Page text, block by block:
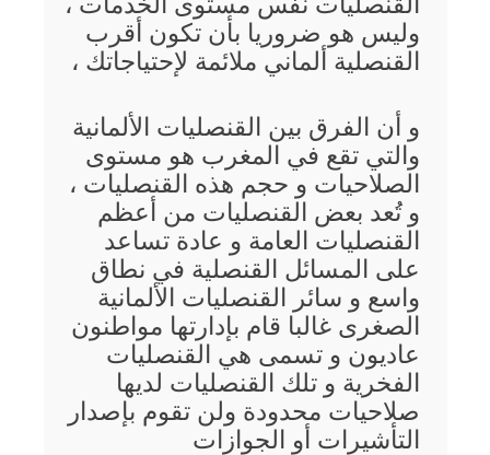
وليس هو ضروريا بأن تكون أقرب
القنصلية ألماني ملائمة لإحتياجاتك ،
و أن الفرق بين القنصليات الألمانية
والتي تقع في المغرب هو مستوى
الصلاحيات و حجم هذه القنصليات ،
و تُعد بعض القنصليات من أعظم
القنصليات العامة و عادة تساعد
على المسائل القنصلية في نطاق
واسع و سائر القنصليات الألمانية
الصغرى غالبا قام بإدارتها مواطنون
عاديون و تسمى هي القنصليات
الفخرية و تلك القنصليات لديها
صلاحيات محدودة ولن تقوم بإصدار
التأشيرات أو الجوازات